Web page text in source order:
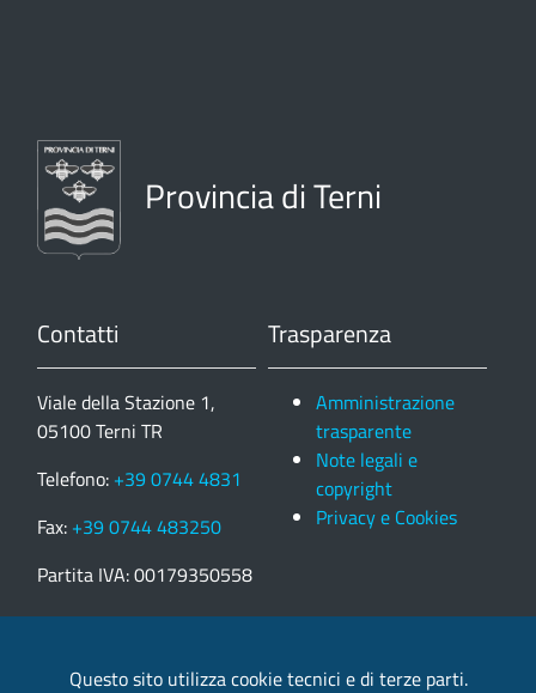
Provincia di Terni
Contatti
Viale della Stazione 1,
05100 Terni TR
Telefono: +39 0744 4831
Fax: +39 0744 483250
Partita IVA: 00179350558
provincia.terni@postacert.umbria.it
Trasparenza
Amministrazione
trasparente
Note legali e
copyright
Privacy e Cookies
Questo sito utilizza cookie tecnici e di terze parti.